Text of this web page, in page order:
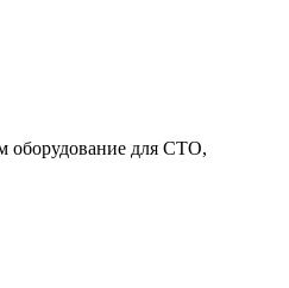
оборудование для СТО,